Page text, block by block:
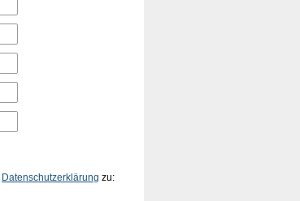
Datenschutzerklärung zu: